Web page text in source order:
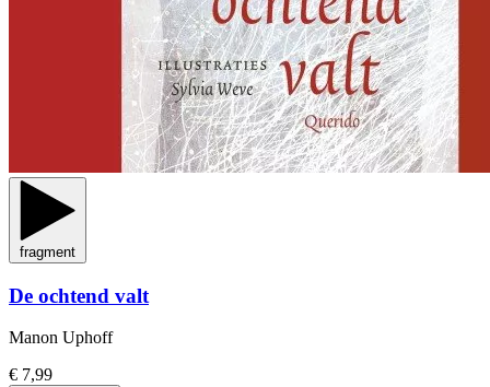
fragment
De ochtend valt
Manon Uphoff
€ 7,99